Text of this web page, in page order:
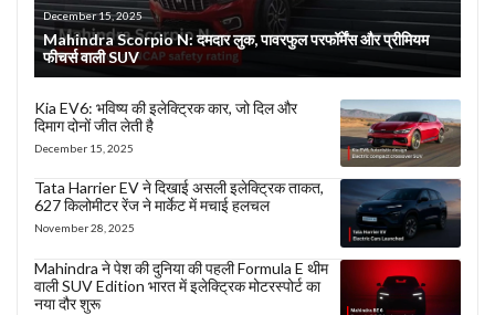
December 15, 2025
Mahindra Scorpio N: दमदार लुक, पावरफुल परफॉर्मेंस और प्रीमियम
फीचर्स वाली SUV
Kia EV6: भविष्य की इलेक्ट्रिक कार, जो दिल और
दिमाग दोनों जीत लेती है
December 15, 2025
Tata Harrier EV ने दिखाई असली इलेक्ट्रिक ताकत,
627 किलोमीटर रेंज ने मार्केट में मचाई हलचल
November 28, 2025
Mahindra ने पेश की दुनिया की पहली Formula E थीम
वाली SUV Edition भारत में इलेक्ट्रिक मोटरस्पोर्ट का
नया दौर शुरू